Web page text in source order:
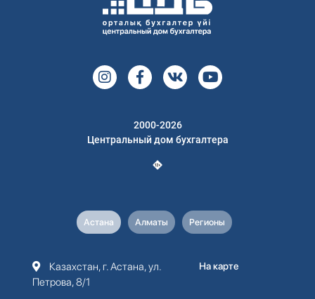
2000-2026
Центральный дом бухгалтера
Астана Алматы Регионы
Казахстан, г. Астана, ул.
Петрова, 8/1
На карте